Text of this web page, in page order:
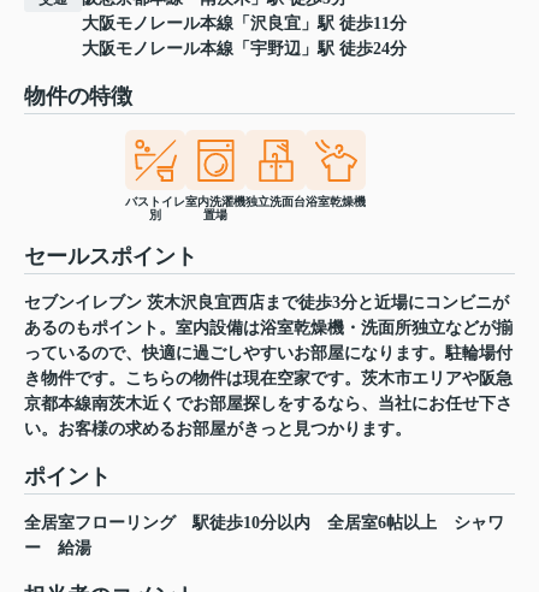
大阪モノレール本線 「 沢良宜 」駅 徒歩11分
大阪モノレール本線 「 宇野辺 」駅 徒歩24分
物件の特徴
バストイレ
別
室内洗濯機
置場
独立洗面台浴室乾燥機
セールスポイント
セブンイレブン 茨木沢良宜西店まで徒歩3分と近場にコンビニが
あるのもポイント。室内設備は浴室乾燥機・洗面所独立などが揃
っているので、快適に過ごしやすいお部屋になります。駐輪場付
き物件です。こちらの物件は現在空家です。茨木市エリアや阪急
京都本線南茨木近くでお部屋探しをするなら、当社にお任せ下さ
い。お客様の求めるお部屋がきっと見つかります。
ポイント
全居室フローリング 駅徒歩10分以内 全居室6帖以上
シャワ
ー
給湯